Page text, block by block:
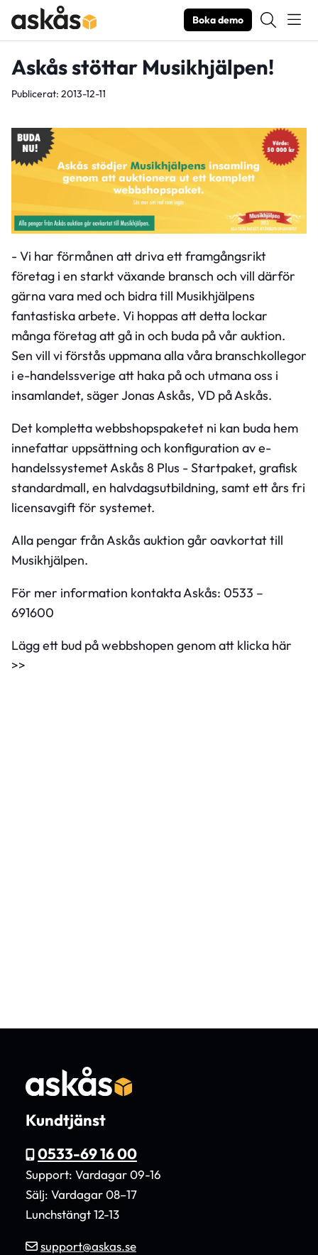
Boka demo
Askås stöttar Musikhjälpen!
Publicerat: 2013-12-11
- Vi har förmånen att driva ett framgångsrikt
företag i en starkt växande bransch och vill därför
gärna vara med och bidra till Musikhjälpens
fantastiska arbete. Vi hoppas att detta lockar
många företag att gå in och buda på vår auktion.
Sen vill vi förstås uppmana alla våra branschkollegor
i e-handelssverige att haka på och utmana oss i
insamlandet, säger Jonas Askås, VD på Askås.
Det kompletta webbshopspaketet ni kan buda hem
innefattar uppsättning och konfiguration av e-
handelssystemet Askås 8 Plus - Startpaket, grafisk
standardmall, en halvdagsutbildning, samt ett års fri
licensavgift för systemet.
Alla pengar från Askås auktion går oavkortat till
Musikhjälpen.
För mer information kontakta Askås: 0533 –
691600
Lägg ett bud på webbshopen genom att klicka här
>>
Kundtjänst
0533-69 16 00
Support: Vardagar 09-16
Sälj: Vardagar 08–17
Lunchstängt 12-13
support@askas.se